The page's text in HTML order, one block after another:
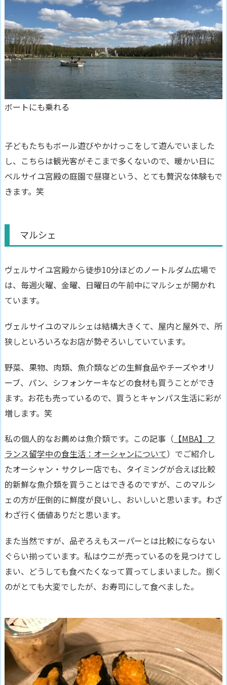
ボートにも乗れる
子どもたちもボール遊びやかけっこをして遊んでいました
し、こちらは観光客がそこまで多くないので、暖かい日に
ベルサイユ宮殿の庭園で昼寝という、とても贅沢な体験もで
きます。笑
マルシェ
ヴェルサイユ宮殿から徒歩10分ほどのノートルダム広場で
は、毎週火曜、金曜、日曜日の午前中にマルシェが開かれ
ています。
ヴェルサイユのマルシェは結構大きくて、屋内と屋外で、所
狭しといろいろなお店が勢ぞろいしていています。
野菜、果物、肉類、魚介類などの生鮮食品やチーズやオリ
ーブ、パン、シフォンケーキなどの食材も買うことができ
ます。お花も売っているので、買うとキャンパス生活に彩が
増します。笑
私の個人的なお薦めは魚介類です。この記事（ 【MBA】フ
ランス留学中の食生活：オーシャンについて）でご紹介し
たオーシャン・サクレー店でも、タイミングが合えば比較
的新鮮な魚介類を買うことはできるのですが、このマルシ
ェの方が圧倒的に鮮度が良いし、おいしいと思います。 わざ
わざ行く価値ありだと思います。
また当然ですが、品ぞろえもスーパーとは比較にならない
ぐらい揃っています。私はウニが売っているのを見つけてし
まい、どうしても食べたくなって買ってしまいました。捌く
のがとても大変でしたが、お寿司にして食べました。